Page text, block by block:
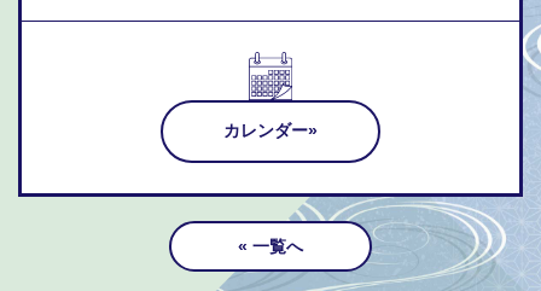
カレンダー
« 一覧へ